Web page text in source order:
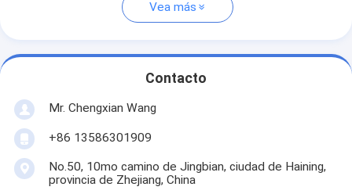
Vea más
Contacto
Mr. Chengxian Wang
+86 13586301909
No.50, 10mo camino de Jingbian, ciudad de Haining,
provincia de Zhejiang, China